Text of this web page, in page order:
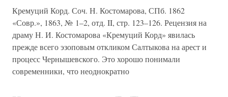
Кремуций Корд. Соч. Н. Костомарова, СПб. 1862
«Совр.», 1863, № 1–2, отд. II, стр. 123–126. Рецензия на
драму Н. И. Костомарова «Кремуций Корд» явилась
прежде всего эзоповым откликом Салтыкова на арест и
процесс Чернышевского. Это хорошо понимали
современники, что неоднократно